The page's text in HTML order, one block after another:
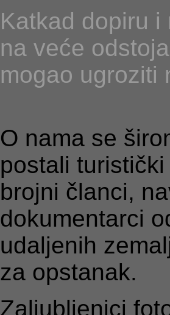
Katkad dopiru
na veće
mogao ugroziti
O nama se
postali
brojni članci,
dokumentarci
udaljenih
za opstanak.
Zaljubljenici